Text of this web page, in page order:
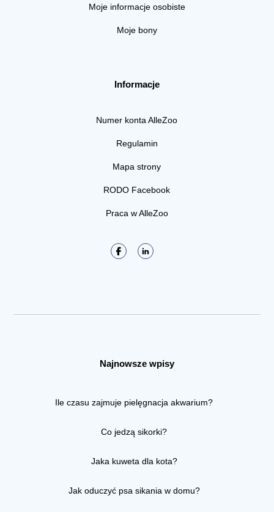
Moje informacje osobiste
Moje bony
Informacje
Numer konta AlleZoo
Regulamin
Mapa strony
RODO Facebook
Praca w AlleZoo
Najnowsze wpisy
Ile czasu zajmuje pielęgnacja akwarium?
Co jedzą sikorki?
Jaka kuweta dla kota?
Jak oduczyć psa sikania w domu?